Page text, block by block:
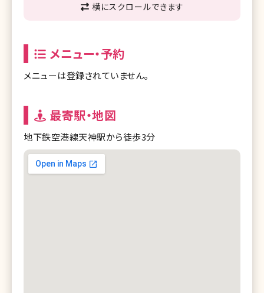
横にスクロールできます
メニュー・予約
メニューは登録されていません。
最寄駅・地図
地下鉄空港線天神駅から徒歩3分